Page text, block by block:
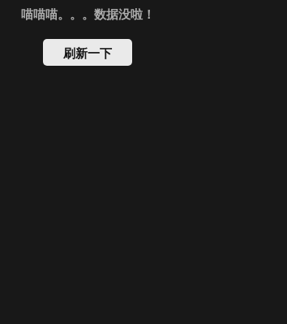
喵喵喵。。。数据没啦！
刷新一下